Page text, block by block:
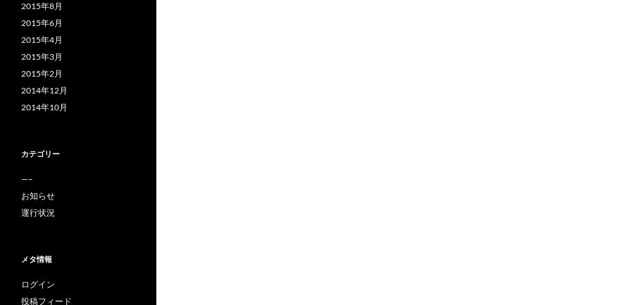
2015年8月
2015年6月
2015年4月
2015年3月
2015年2月
2014年12月
2014年10月
カテゴリー
—–
お知らせ
運行状況
メタ情報
ログイン
投稿フィード